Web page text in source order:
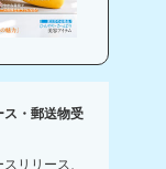
ス・郵送物受
リリース、